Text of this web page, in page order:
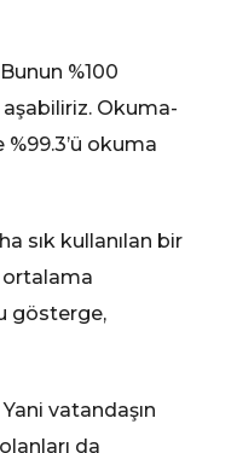
%100
aşabiliriz. Okuma-
okuma
sık kullanılan bir
ortalama
gösterge,
vatandaşın
da